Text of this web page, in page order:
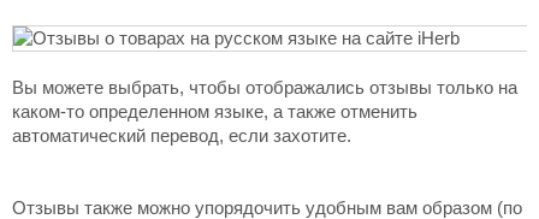
Вы можете выбрать, чтобы отображались отзывы только на
каком-то определенном языке, а также отменить
автоматический перевод, если захотите.
Отзывы также можно упорядочить удобным вам образом (по